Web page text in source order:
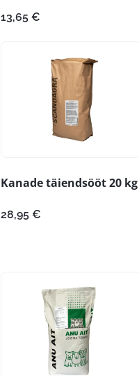
13,65 €
Kanade täiendsööt 20 kg
28,95 €